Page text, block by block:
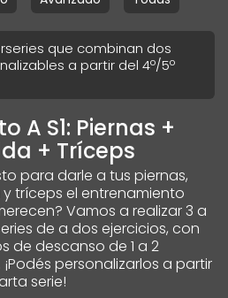
que combinan dos
a partir del 4º/5º
A S1: Piernas +
+ Tríceps
para darle a tus piernas,
tríceps el entrenamiento
Vamos a realizar 3 a
de a dos ejercicios, con
de descanso de 1 a 2
personalizarlos a partir
serie!